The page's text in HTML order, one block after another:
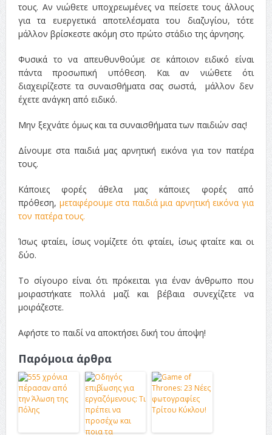
τους. Αν νιώθετε υποχρεωμένες να πείσετε τους άλλους
για τα ευεργετικά αποτελέσματα του διαζυγίου, τότε
μάλλον βρίσκεστε ακόμη στο πρώτο στάδιο της άρνησης.
Φυσικά το να απευθυνθούμε σε κάποιον ειδικό είναι
πάντα προσωπική υπόθεση. Και αν νιώθετε ότι
διαχειρίζεστε τα συναισθήματα σας σωστά, μάλλον δεν
έχετε ανάγκη από ειδικό.
Μην ξεχνάτε όμως και τα συναισθήματα των παιδιών σας!
Δίνουμε στα παιδιά μας αρνητική εικόνα για τον πατέρα
τους.
Κάποιες φορές άθελα μας κάποιες φορές από
πρόθεση, μεταφέρουμε στα παιδιά μια αρνητική εικόνα για
τον πατέρα τους.
Ίσως φταίει, ίσως νομίζετε ότι φταίει, ίσως φταίτε και οι
δύο.
Το σίγουρο είναι ότι πρόκειται για έναν άνθρωπο που
μοιραστήκατε πολλά μαζί και βέβαια συνεχίζετε να
μοιράζεστε.
Αφήστε το παιδί να αποκτήσει δική του άποψη!
Παρόμοια άρθρα